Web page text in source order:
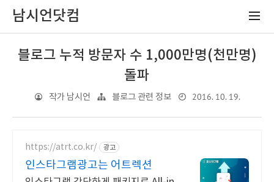
남시언닷컴
블로그 누적 방문자 수 1,000만명(천만명)
돌파
작가 남시언 블로그 관련 정보 2016. 10. 19.
https://atrt.co.kr/ 광고
인스타그램광고는 어트렉션